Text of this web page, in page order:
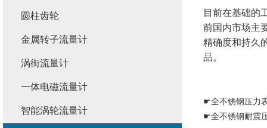
目前在基础的
前国内市场主
精确度和持久
品。
☛全不锈钢压力
☛全不锈钢耐震
圆柱齿轮
金属转子流量计
涡街流量计
一体电磁流量计
智能涡轮流量计